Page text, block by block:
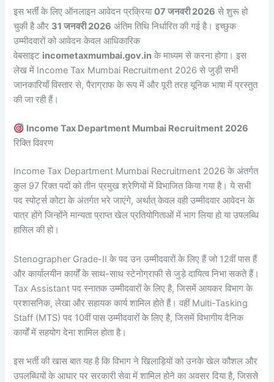
इस भर्ती के लिए ऑनलाइन आवेदन प्रक्रिया07 जनवरी 2026 से शुरू हो
चुकी है और 31 जनवरी 2026 अंतिम तिथि निर्धारित की गई है। इच्छुक
उम्मीदवारों को आवेदन केवल आधिकारिक
वेबसाइट incometaxmumbai.gov.in के माध्यम से करना होगा। इस
लेख में Income Tax Mumbai Recruitment 2026 से जुड़ी सभी
जानकारियाँ विस्तार से, पैराग्राफ के रूप में और पूरी तरह यूनिक भाषा में प्रस्तुत
की जा रही हैं।
Income Tax Department Mumbai Recruitment 2026
रिक्ति विवरण
Income Tax Department Mumbai Recruitment 2026 के अंतर्गत
कुल 97 रिक्त पदों को तीन प्रमुख श्रेणियों में विभाजित किया गया है। ये सभी
पद स्पोर्ट्स कोटा के अंतर्गत भरे जाएंगे, अर्थात् केवल वही उम्मीदवार आवेदन के
पात्र होंगे जिन्होंने मान्यता प्राप्त खेल प्रतियोगिताओं में भाग लिया हो या उपलब्धि
हासिल की हो।
Stenographer Grade-II के पद उन उम्मीदवारों के लिए हैं जो 12वीं पास हैं
और कार्यालयीन कार्यों के साथ-साथ स्टेनोग्राफी से जुड़े दायित्व निभा सकते हैं।
Tax Assistant पद स्नातक उम्मीदवारों के लिए है, जिसमें आयकर विभाग के
प्रशासनिक, लेखा और सहायक कार्य शामिल होते हैं। वहीं Multi-Tasking
Staff (MTS) पद 10वीं पास उम्मीदवारों के लिए है, जिसमें विभागीय दैनिक
कार्यों में सहयोग देना शामिल होता है।
इस भर्ती की खास बात यह है कि विभाग ने खिलाड़ियों को उनके खेल कौशल और
उपलब्धियों के आधार पर सरकारी सेवा में शामिल होने का अवसर दिया है, जिससे